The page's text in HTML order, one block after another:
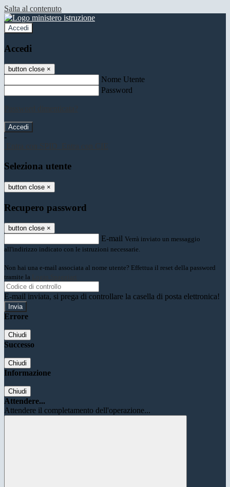
Salta al contenuto
Accedi
Accedi
button close ×
Nome Utente
Password
-
Seleziona utente
button close ×
Recupero password
button close ×
E-mail Verrà inviato un messaggio
all'indirizzo indicato con le istruzioni necessarie.
Non hai una e-mail associata al nome utente? Effettua il reset della password
tramite la
E-mail inviata, si prega di controllare la casella di posta elettronica!
Errore
Chiudi
Successo
Chiudi
Informazione
Chiudi
Attendere...
Attendere il completamento dell'operazione...